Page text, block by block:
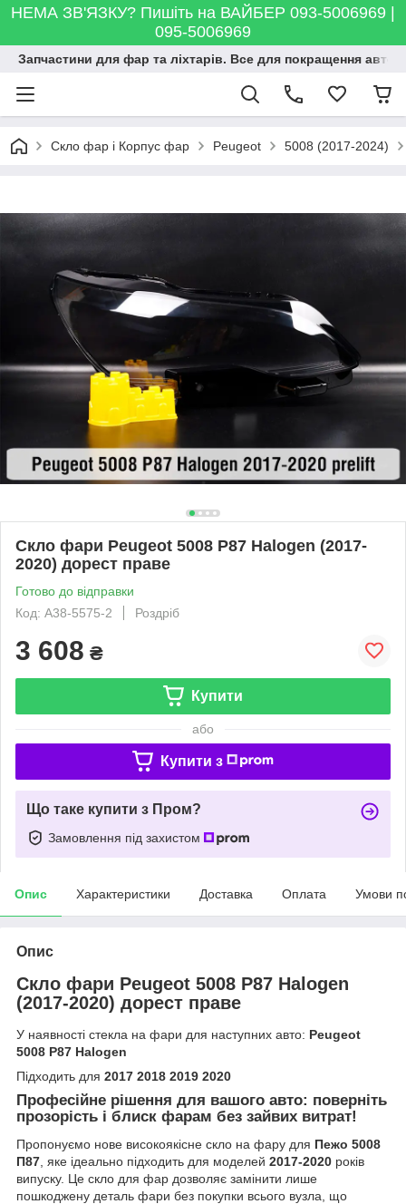
НЕМА ЗВ'ЯЗКУ? Пишіть на ВАЙБЕР 093-5006969 |
095-5006969
Запчастини для фар та ліхтарів. Все для покращення
Скло фар і Корпус фар Peugeot 5008 (2017-2024)
Скло фари Peugeot 5008 P87 Halogen (2017-
2020) дорест праве
Готово до відправки
Код: A38-5575-2
Роздріб
3 608 ₴
Купити
або
Купити з
Що таке купити з Пром?
Замовлення під захистом
Опис Характеристики Доставка Оплата Умови
Опис
Скло фари Peugeot 5008 P87 Halogen
(2017-2020) дорест праве
У наявності стекла на фари для наступних авто: Peugeot
5008 P87 Halogen
Підходить для 2017 2018 2019 2020
Професійне рішення для вашого авто: поверніть
прозорість і блиск фарам без зайвих витрат!
Пропонуємо нове високоякісне скло на фару для Пежо 5008
П87, яке ідеально підходить для моделей 2017-2020 років
випуску. Це скло для фар дозволяє замінити лише
пошкоджену деталь фари без покупки всього вузла, що